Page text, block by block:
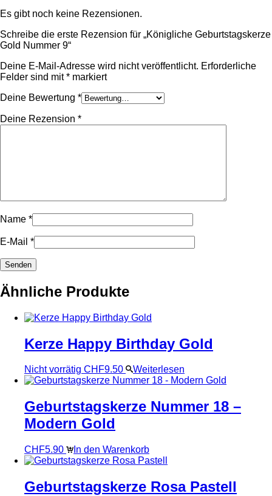
Es gibt noch keine Rezensionen.
Schreibe die erste Rezension für „Königliche Geburtstagskerze
Gold Nummer 9“
Deine E-Mail-Adresse wird nicht veröffentlicht. Erforderliche
Felder sind mit* markiert
Deine Bewertung *
Deine Rezension *
Name *
E-Mail *
Ähnliche Produkte
Kerze Happy Birthday Gold
Nicht vorrätig CHF9.50 Weiterlesen
Geburtstagskerze Nummer 18 –
Modern Gold
CHF5.90 In den Warenkorb
Geburtstagskerze Rosa Pastell